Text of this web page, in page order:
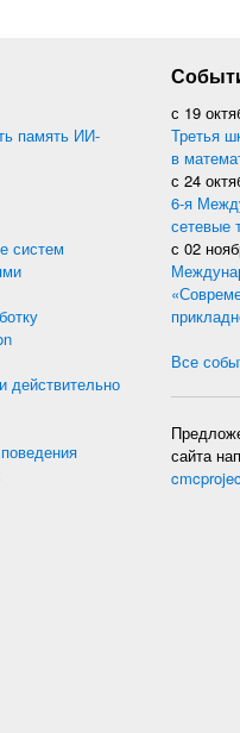
память ИИ-
систем
действительно
с 19
Третья
в
с 24
6-я
сетевые
с 02
Все
сайта